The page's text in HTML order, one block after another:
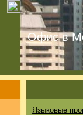
Офис в
Языковые